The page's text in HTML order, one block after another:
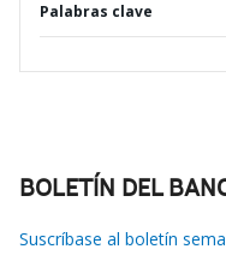
Palabras clave
BOLETÍN DEL
Suscríbase al boletín